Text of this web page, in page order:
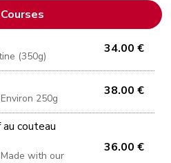
(350g)
34.00 €
250g
38.00 €
couteau
with our
36.00 €